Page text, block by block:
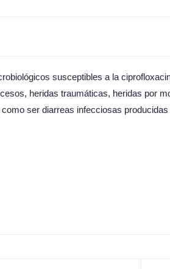
susceptibles a la
heridas traumáticas, heridas por
ser diarreas infecciosas